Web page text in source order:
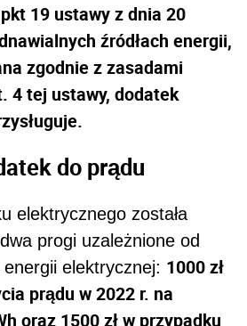
19 ustawy z dnia 20
źródłach energii,
zgodnie z zasadami
4 tej ustawy, dodatek
do prądu
elektrycznego została
progi uzależnione od
elektrycznej: 1000 zł
prądu w 2022 r. na
oraz 1500 zł w przypadku